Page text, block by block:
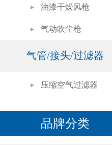
油漆干燥风枪
气动吹尘枪
气管/接头/过滤器
压缩空气过滤器
品牌分类